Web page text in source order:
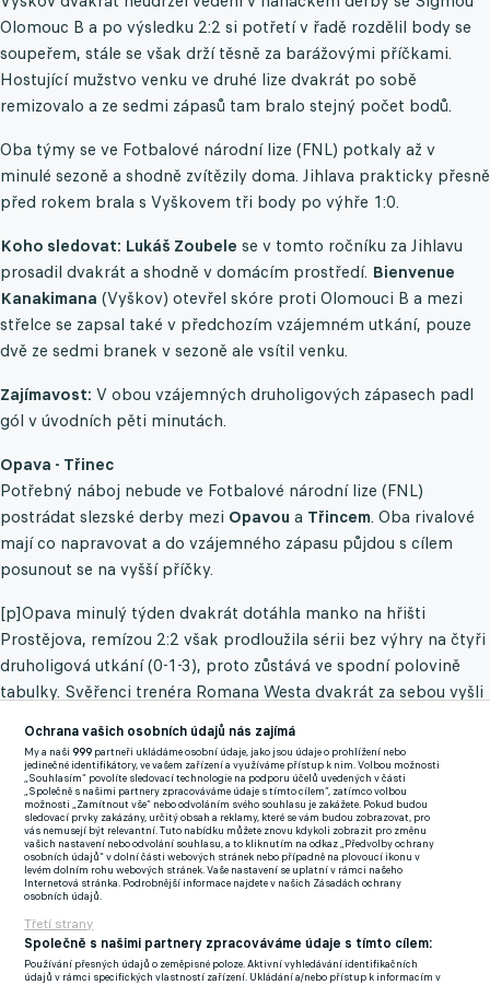
Olomouc B a po výsledku 2:2 si potřetí v řadě rozdělil body se
soupeřem, stále se však drží těsně za barážovými příčkami.
Hostující mužstvo venku ve druhé lize dvakrát po sobě
remizovalo a ze sedmi zápasů tam bralo stejný počet bodů.
Oba týmy se ve Fotbalové národní lize (FNL) potkaly až v
minulé sezoně a shodně zvítězily doma. Jihlava prakticky přesně
před rokem brala s Vyškovem tři body po výhře 1:0.
Koho sledovat: Lukáš Zoubele se v tomto ročníku za Jihlavu
prosadil dvakrát a shodně v domácím prostředí. Bienvenue
Kanakimana (Vyškov) otevřel skóre proti Olomouci B a mezi
střelce se zapsal také v předchozím vzájemném utkání, pouze
dvě ze sedmi branek v sezoně ale vsítil venku.
Zajímavost: V obou vzájemných druholigových zápasech padl
gól v úvodních pěti minutách.
Opava - Třinec
Potřebný náboj nebude ve Fotbalové národní lize (FNL)
postrádat slezské derby mezi Opavou a Třincem. Oba rivalové
mají co napravovat a do vzájemného zápasu půjdou s cílem
posunout se na vyšší příčky.
[p]Opava minulý týden dvakrát dotáhla manko na hřišti
Prostějova, remízou 2:2 však prodloužila sérii bez výhry na čtyři
druholigová utkání (0-1-3), proto zůstává ve spodní polovině
tabulky. Svěřenci trenéra Romana Westa dvakrát za sebou vyšli
Třinec neudržel krok s Líšní a po výsledku 0:4 zaznamenal
nejvyšší porážku v sezoně, zároveň vyšel naprázdno počtvrté z
posledních šesti kol (1-1-4). "Slezský bílý balet" má pouze
dvoubodový náskok na sestupové pásmo a to i kvůli tomu, že z
venku si přivezl jenom 27,78 % (5) z možných 18 bodů.
ve FNL a z toho si třikrát s Třincem body rozdělila (dvakrát 1:1).
Třinec na půdě Opavy vyhrál pouze jedno z posledních šesti
Ochrana vašich osobních údajů nás zajímá
My a naši999 partneři ukládáme osobní údaje, jako jsou údaje o prohlížení nebo
jedinečné identifikátory, ve vašem zařízení a využíváme přístup k nim. Volbou možnosti
„Souhlasím“ povolíte sledovací technologie na podporu účelů uvedených v části
„Společně s našimi partnery zpracováváme údaje s tímto cílem“, zatímco volbou
možnosti „Zamítnout vše“ nebo odvoláním svého souhlasu je zakážete. Pokud budou
sledovací prvky zakázány, určitý obsah a reklamy, které se vám budou zobrazovat, pro
vás nemusejí být relevantní. Tuto nabídku můžete znovu kdykoli zobrazit pro změnu
vašich nastavení nebo odvolání souhlasu, a to kliknutím na odkaz „Předvolby ochrany
osobních údajů“ v dolní části webových stránek nebo případně na plovoucí ikonu v
levém dolním rohu webových stránek. Vaše nastavení se uplatní v rámci našeho
Internetová stránka. Podrobnější informace najdete v našich Zásadách ochrany
osobních údajů.
Třetí strany
Společně s našimi partnery zpracováváme údaje s tímto cílem:
Používání přesných údajů o zeměpisné poloze. Aktivní vyhledávání identifikačních
údajů v rámci specifických vlastností zařízení. Ukládání a/nebo přístup k informacím v